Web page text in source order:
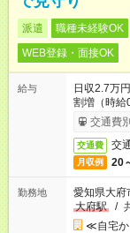
派遣 職種未経験OK
WEB登録・面接OK
給与
日収2.7万
割増（時給
交通費
交通費 交
月収例 20
勤務地
愛知県大府
大府駅
/
≪自宅か